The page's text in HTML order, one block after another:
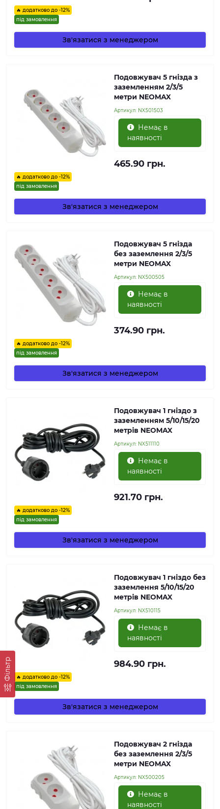
Фільтр
🔥 додатково до -12%
під замовлення
Зв'язатися з менеджером
🔥 додатково до -12%
під замовлення
Подовжувач 5 гнізда з
заземленням 2/3/5
метри NEOMAX
Артикул: NX501503
Немає в
наявності
465.90 грн.
Зв'язатися з менеджером
🔥 додатково до -12%
під замовлення
Подовжувач 5 гнізда
без заземлення 2/3/5
метри NEOMAX
Артикул: NX500505
Немає в
наявності
374.90 грн.
Зв'язатися з менеджером
🔥 додатково до -12%
під замовлення
Подовжувач 1 гніздо з
заземленням 5/10/15/20
метрів NEOMAX
Артикул: NX511110
Немає в
наявності
921.70 грн.
Зв'язатися з менеджером
🔥 додатково до -12%
під замовлення
Подовжувач 1 гніздо без
заземлення 5/10/15/20
метрів NEOMAX
Артикул: NX510115
Немає в
наявності
984.90 грн.
Зв'язатися з менеджером
Подовжувач 2 гнізда
без заземлення 2/3/5
метри NEOMAX
Артикул: NX500205
Немає в
наявності